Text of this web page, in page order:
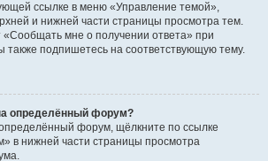
ссылке в меню «Управление темой»,
и нижней части страницы просмотра тем.
«Сообщать мне о получении ответа» при
также подпишетесь на соответствующую тему.
определённый форум?
форум, щёлкните по ссылке
в нижней части страницы просмотра